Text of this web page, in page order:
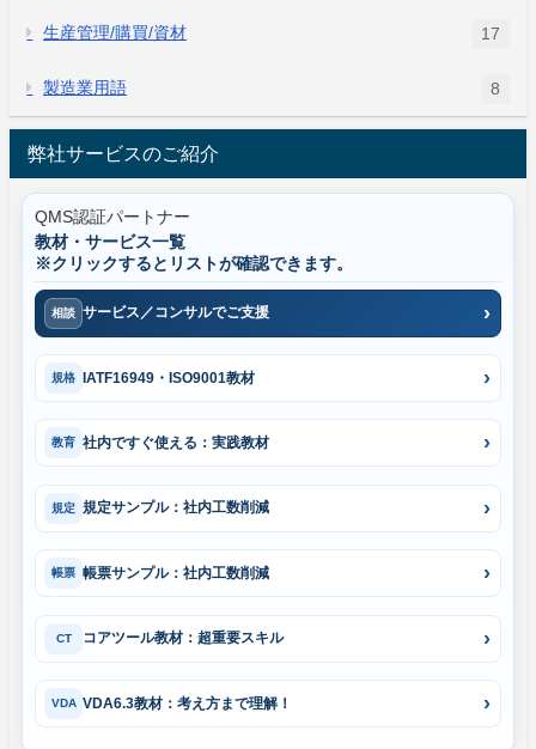
生産管理/購買/資材 17
製造業用語 8
弊社サービスのご紹介
QMS認証パートナー
教材・サービス一覧
※クリックするとリストが確認できます。
相談 サービス／コンサルでご支援
規格 IATF16949・ISO9001教材
教育 社内ですぐ使える：実践教材
規定 規定サンプル：社内工数削減
帳票 帳票サンプル：社内工数削減
CT コアツール教材：超重要スキル
VDA VDA6.3教材：考え方まで理解！